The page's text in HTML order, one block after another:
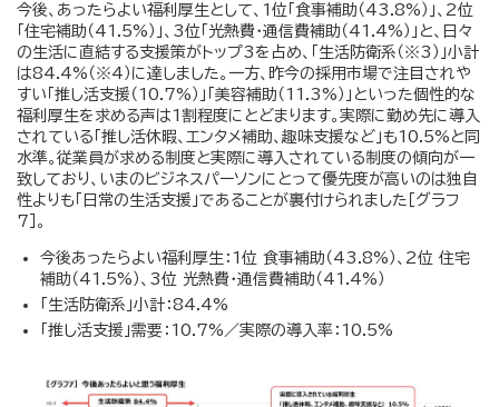
今後、あったらよい福利厚生として、1位「食事補助（43.8%）」、2位
「住宅補助（41.5%）」、3位「光熱費・通信費補助（41.4%）」と、日々
の生活に直結する支援策がトップ3を占め、「生活防衛系（※3）」小計
は84.4%（※4）に達しました。一方、昨今の採用市場で注目されや
すい「推し活支援（10.7%）」「美容補助（11.3%）」といった個性的な
福利厚生を求める声は1割程度にとどまります。実際に勤め先に導入
されている「推し活休暇、エンタメ補助、趣味支援など」も10.5%と同
水準。従業員が求める制度と実際に導入されている制度の傾向が一
致しており、いまのビジネスパーソンにとって優先度が高いのは独自
性よりも「日常の生活支援」であることが裏付けられました［グラフ
7］。
今後あったらよい福利厚生：1位 食事補助（43.8%）、2位 住宅
補助（41.5%）、3位 光熱費・通信費補助（41.4%）
「生活防衛系」小計：84.4%
「推し活支援」需要：10.7%／実際の導入率：10.5%